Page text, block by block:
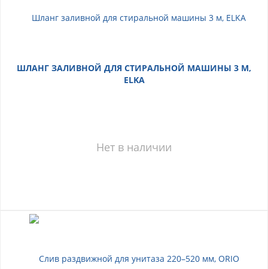
ШЛАНГ ЗАЛИВНОЙ ДЛЯ СТИРАЛЬНОЙ МАШИНЫ 3 М,
ELKA
Нет в наличии